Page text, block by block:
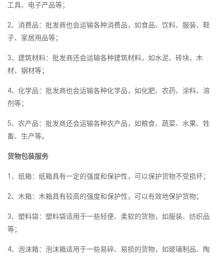
工具、电子产品等；
2、消费品：批发商也会运输各种消费品，如食品、饮料、服装、鞋
子、家居用品等；
3、建筑材料：批发商还会运输各种建筑材料，如水泥、砖块、木
材、钢材等；
4、化学品：批发商也会运输各种化学品，如化肥、农药、涂料、溶
剂等；
5、农产品：批发商还会运输各种农产品，如粮食、蔬菜、水果、牲
畜、生产等。
货物包装服务
1、纸箱：纸箱具有一定的强度和保护性，可以保护货物不受损坏；
2、木箱：木箱具有较高的强度和保护性，可以有效地保护货物；
3、塑料袋：塑料袋适用于一些轻便、柔软的货物，如服装、纺织品
等；
4、泡沫箱：泡沫箱适用于一些易碎、易损的货物，如玻璃制品、陶